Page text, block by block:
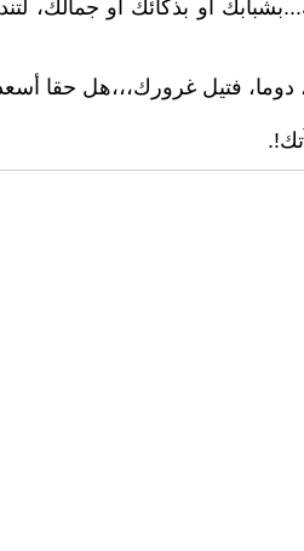
أو بذكائك أو
فتيل غرورك،،،هل حقا